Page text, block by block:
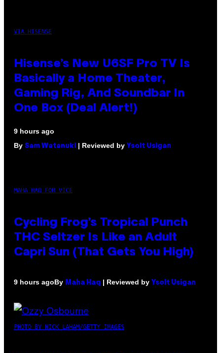
VIA HISENSE
Hisense’s New U6SF Pro TV Is
Basically a Home Theater,
Gaming Rig, And Soundbar In
One Box (Deal Alert!)
9 hours ago
By Sam Watanuki | Reviewed by Ysolt Usigan
MAHA HAQ FOR VICE
Cycling Frog’s Tropical Punch
THC Seltzer Is Like an Adult
Capri Sun (That Gets You High)
9 hours agoBy Maha Haq | Reviewed by Ysolt Usigan
PHOTO BY NICK LAHAM/GETTY IMAGES